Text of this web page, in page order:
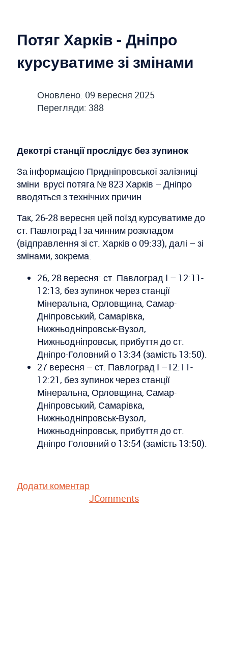
Потяг Харків - Дніпро
курсуватиме зі змінами
Оновлено: 09 вересня 2025
Перегляди: 388
Декотрі станції прослідує без зупинок
За інформацією Придніпровської залізниці
зміни врусі потяга № 823 Харків – Дніпро
вводяться з технічних причин
Так, 26-28 вересня цей поїзд курсуватиме до
ст. Павлоград I за чинним розкладом
(відправлення зі ст. Харків о 09:33), далі – зі
змінами, зокрема:
26, 28 вересня: ст. Павлоград I – 12:11-
12:13, без зупинок через станції
Мінеральна, Орловщина, Самар-
Дніпровський, Самарівка,
Нижньодніпровськ-Вузол,
Нижньодніпровськ, прибуття до ст.
Дніпро-Головний о 13:34 (замість 13:50).
27 вересня – ст. Павлоград I –12:11-
12:21, без зупинок через станції
Мінеральна, Орловщина, Самар-
Дніпровський, Самарівка,
Нижньодніпровськ-Вузол,
Нижньодніпровськ, прибуття до ст.
Дніпро-Головний о 13:54 (замість 13:50).
Додати коментар
JComments